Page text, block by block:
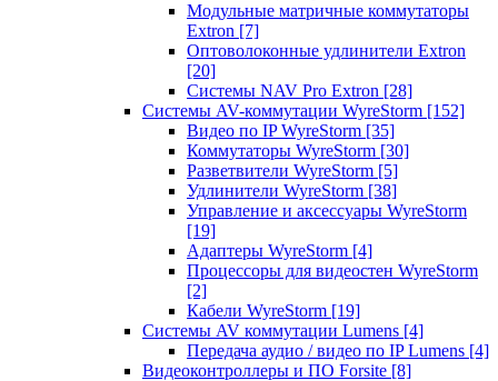
Модульные матричные коммутаторы
Extron [7]
Оптоволоконные удлинители Extron
[20]
Системы NAV Pro Extron [28]
Системы AV-коммутации WyreStorm [152]
Видео по IP WyreStorm [35]
Коммутаторы WyreStorm [30]
Разветвители WyreStorm [5]
Удлинители WyreStorm [38]
Управление и аксессуары WyreStorm
[19]
Адаптеры WyreStorm [4]
Процессоры для видеостен WyreStorm
[2]
Кабели WyreStorm [19]
Системы AV коммутации Lumens [4]
Передача аудио / видео по IP Lumens [4]
Видеоконтроллеры и ПО Forsite [8]